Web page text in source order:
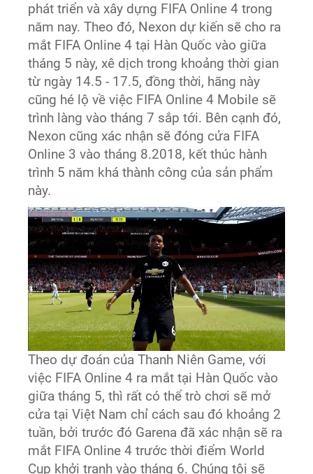
phát triển và xây dựng FIFA Online 4 trong
năm nay. Theo đó, Nexon dự kiến sẽ cho ra
mắt FIFA Online 4 tại Hàn Quốc vào giữa
tháng 5 này, xê dịch trong khoảng thời gian
từ ngày 14.5 - 17.5, đồng thời, hãng này
cũng hé lộ về việc FIFA Online 4 Mobile sẽ
trình làng vào tháng 7 sắp tới. Bên cạnh đó,
Nexon cũng xác nhận sẽ đóng cửa FIFA
Online 3 vào tháng 8.2018, kết thúc hành
trình 5 năm khá thành công của sản phẩm
này.
Theo dự đoán của Thanh Niên Game, với
việc FIFA Online 4 ra mắt tại Hàn Quốc vào
giữa tháng 5, thì rất có thể trò chơi sẽ mở
cửa tại Việt Nam chỉ cách sau đó khoảng 2
tuần, bởi trước đó Garena đã xác nhận sẽ ra
mắt FIFA Online 4 trước thời điểm World
Cup khởi tranh vào tháng 6. Chúng tôi sẽ